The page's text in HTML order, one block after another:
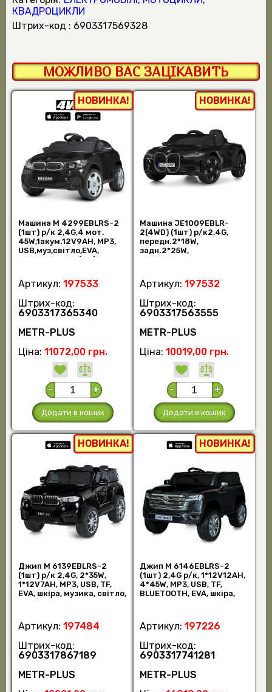
КВАДРОЦИКЛИ
штрих-код : 6903317569328
МОЖЛИВО ВАС ЗАЦІКАВИТЬ
НОВИНКА!
Машина M 4299EBLRS-2
(1шт) р/к 2,4G,4 мот.
45W,1акум.12V9AH, MP3,
USB,муз,світло,EVA,
шкір.сид. ,фар (шт)
Артикул: 197533
Штрих-код:
6903317365340
METR-PLUS
Ціна: 11072,00 грн.
- +
Додати в кошик
НОВИНКА!
Машина JE1009EBLR-
2(4WD) (1шт) р/к2,4G,
передн.2*18W,
задн.2*25W,
Артикул: 197532
Штрих-код:
6903317563555
METR-PLUS
Ціна: 10019,00 грн.
- +
Додати в кошик
НОВИНКА!
Джип M 6139EBLRS-2
(1шт) р/к 2,4G, 2*35W,
1*12V7AH, MP3, USB, TF,
EVA, шкіра, музика, світло,
фарб.ч (шт)
Артикул: 197484
Штрих-код:
6903317867189
METR-PLUS
НОВИНКА!
Джип M 6146EBLRS-2
(1шт) 2,4G р/к, 1*12V12AH,
4*45W, MP3, USB, TF,
BLUETOOTH, EVA, шкіра,
Артикул: 197226
Штрих-код:
6903317741281
METR-PLUS